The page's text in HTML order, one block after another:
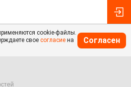
cookie-файлы.
свое согласие на
Согласен